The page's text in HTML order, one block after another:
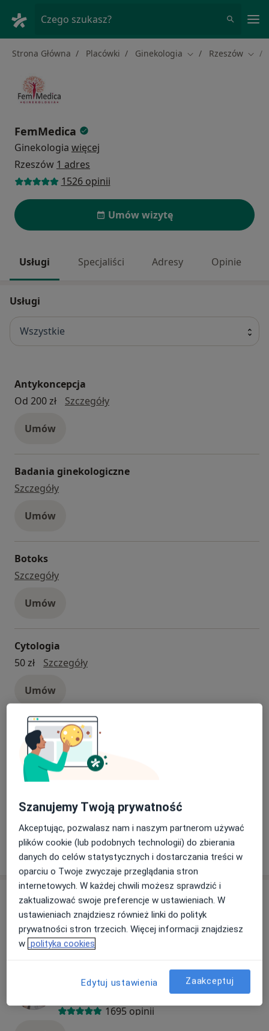
Czego szukasz?
Strona Główna Placówki Ginekologia Zmień miasto
Rzeszów
FemMedica
Ginekologia więcej
Rzeszów 1 adres
1526 opinii
Umów wizytę
Usługi Specjaliści Adresy Opinie
Usługi
Wszystkie
Antykoncepcja
Od 200 zł
SzczegółyAntykoncepcja
Umów
Badania ginekologiczne
Szczegółybadania ginekologiczne
Umów
Botoks
SzczegółyBotoks
Umów
Cytologia
50 zł
Szczegółycytologia
Umów
Konsultacja ginekologiczna
250 zł
Szczegóły
Umów
+ 32 usługi
W jaki sposób ustalane są ceny?
Specjaliści
Wszystkie
dr n. med. Sławomir Januszek
Ginekolog, Lekarz wykonujący zabiegi medycyny estetycznej, Perinatolog
1695 opinii
Popularny
Szanujemy Twoją prywatność
Akceptując, pozwalasz nam i naszym partnerom używać
plików cookie (lub podobnych technologii) do zbierania
danych do celów statystycznych i dostarczania treści w
oparciu o Twoje zwyczaje przeglądania stron
internetowych. W każdej chwili możesz sprawdzić i
zaktualizować swoje preferencje w ustawieniach. W
ustawieniach znajdziesz również linki do polityk
prywatności stron trzecich. Więcej informacji znajdziesz
w polityka cookies
Edytuj ustawienia Zaakceptuj